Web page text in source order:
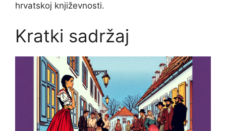
hrvatskoj književnosti.
Kratki sadržaj